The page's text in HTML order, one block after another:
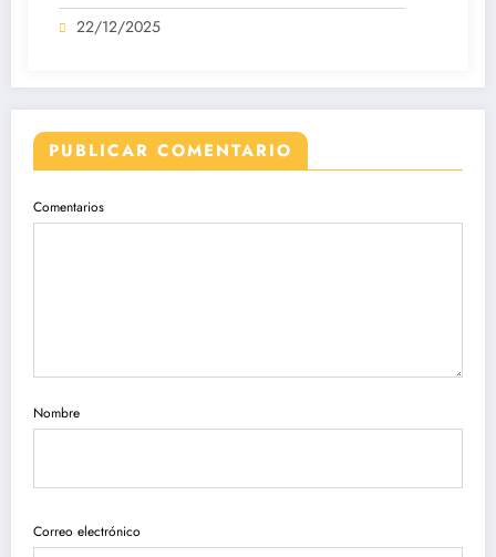
22/12/2025
PUBLICAR COMENTARIO
Comentarios
Nombre
Correo electrónico